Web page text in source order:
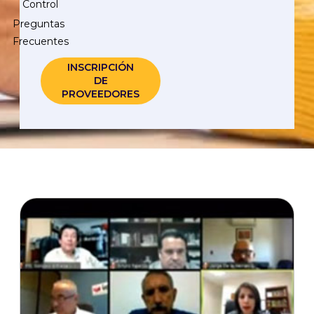
Control
Preguntas
Frecuentes
INSCRIPCIÓN
DE
PROVEEDORES